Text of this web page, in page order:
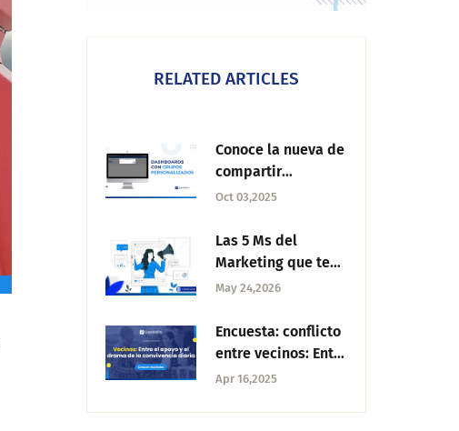
RELATED ARTICLES
Conoce la nueva de
compartir
dashboards con
personalizados con
QuestionPro
Employee
Oct 03,2025
Las 5 Ms del
Marketing que te
harán la vida más
May 24,2026
Encuesta: conflicto
entre vecinos: Entre
el apoyo y drama
diaria
Apr 16,2025